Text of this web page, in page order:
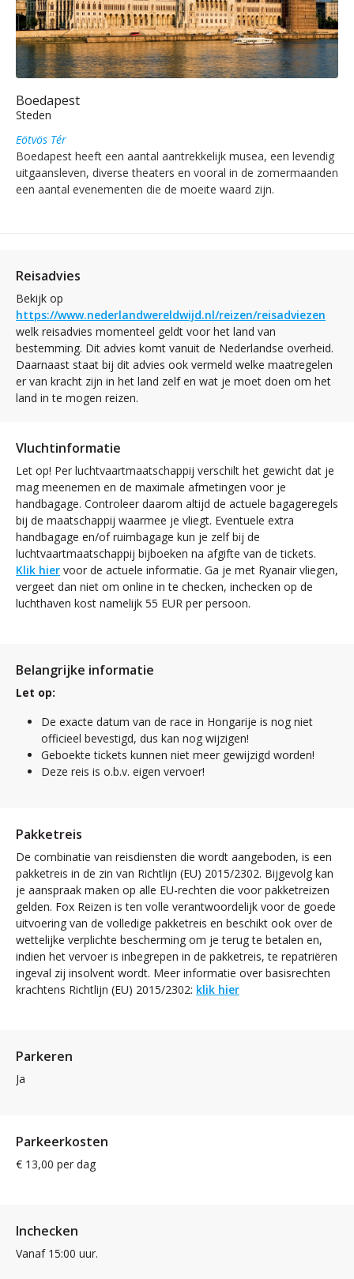
Boedapest
Steden
Eötvös Tér
Boedapest heeft een aantal aantrekkelijk musea, een levendig
uitgaansleven, diverse theaters en vooral in de zomermaanden
een aantal evenementen die de moeite waard zijn.
Reisadvies
Bekijk op
https://www.nederlandwereldwijd.nl/reizen/reisadviezen
welk reisadvies momenteel geldt voor het land van
bestemming. Dit advies komt vanuit de Nederlandse overheid.
Daarnaast staat bij dit advies ook vermeld welke maatregelen
er van kracht zijn in het land zelf en wat je moet doen om het
land in te mogen reizen.
Vluchtinformatie
Let op! Per luchtvaartmaatschappij verschilt het gewicht dat je
mag meenemen en de maximale afmetingen voor je
handbagage. Controleer daarom altijd de actuele bagageregels
bij de maatschappij waarmee je vliegt. Eventuele extra
handbagage en/of ruimbagage kun je zelf bij de
luchtvaartmaatschappij bijboeken na afgifte van de tickets.
Klik hier voor de actuele informatie. Ga je met Ryanair vliegen,
vergeet dan niet om online in te checken, inchecken op de
luchthaven kost namelijk 55 EUR per persoon.
Belangrijke informatie
Let op:
De exacte datum van de race in Hongarije is nog niet
officieel bevestigd, dus kan nog wijzigen!
Geboekte tickets kunnen niet meer gewijzigd worden!
Deze reis is o.b.v. eigen vervoer!
Pakketreis
De combinatie van reisdiensten die wordt aangeboden, is een
pakketreis in de zin van Richtlijn (EU) 2015/2302. Bijgevolg kan
je aanspraak maken op alle EU-rechten die voor pakketreizen
gelden. Fox Reizen is ten volle verantwoordelijk voor de goede
uitvoering van de volledige pakketreis en beschikt ook over de
wettelijke verplichte bescherming om je terug te betalen en,
indien het vervoer is inbegrepen in de pakketreis, te repatriëren
ingeval zij insolvent wordt. Meer informatie over basisrechten
krachtens Richtlijn (EU) 2015/2302: klik hier
Parkeren
Ja
Parkeerkosten
€ 13,00 per dag
Inchecken
Vanaf 15:00 uur.